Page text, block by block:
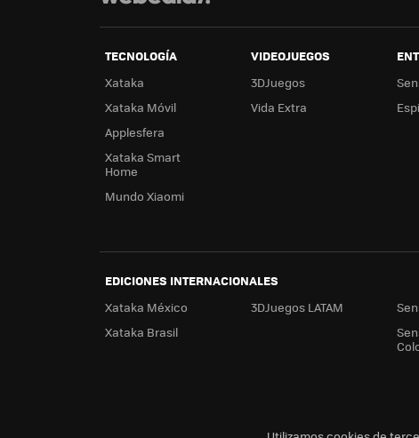
TECNOLOGÍA
Xataka
Xataka Móvil
Applesfera
Xataka Smart
Home
Mundo Xiaomi
VIDEOJUEGOS
3DJuegos
Vida Extra
EDICIONES INTERNACIONALES
Xataka México
Xataka Brasil
3DJuegos LATAM